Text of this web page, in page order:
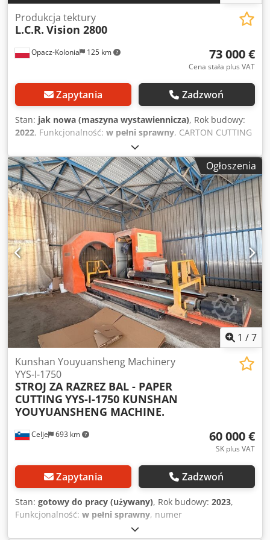
Opacz-Kolonia 125 km
Produkcja tektury
L.C.R. Vision 2800
73 000 €
Cena stała plus VAT
Zapytania Zadzwoń
Stan: jak nowa (maszyna wystawiennicza), Rok budowy:
2022, Funkcjonalność: w pełni sprawny, CARTON CUTTING
AND CREASING MACHINE LCR VISION 2800 Cjdpey T Evdsfx
Apmorf Technical features and options Production: 7/8
boxes/min Groups positioning time from: 7 to 12 sec Max.
cardboards width: 2800 mm Max. cardboards length:
endless Single fan fold cardboard/sheets Cardboard types:
A,B,C,K,BA,BC,EB mono/double wave Operator panel
Thickness from 2 to 7 mm CAD/CAM system with box’s
library FEFCO/LCR Function to acquire production lists by
uploading/downloading from Host (AS400, SAP, SQL)
Ogłoszenia
1 /7
Celje 693 km
Kunshan Youyuansheng Machinery
YYS-I-1750
STROJ ZA RAZREZ BAL - PAPER
CUTTING YYS-I-1750 KUNSHAN
YOUYUANSHENG MACHINE.
60 000 €
SK plus VAT
Zapytania Zadzwoń
Stan: gotowy do pracy (używany), Rok budowy: 2023,
Funkcjonalność: w pełni sprawny, numer
C12302A210I-D